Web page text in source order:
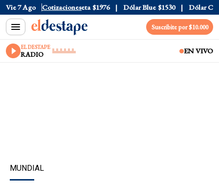
Vie 7 Ago Cotizaciones
$1520 Dólar Tarjeta $1976 Dólar Blue $1530 Dólar CCL
Suscribite por $10.000
EL DESTAPE
RADIO EN VIVO
MUNDIAL